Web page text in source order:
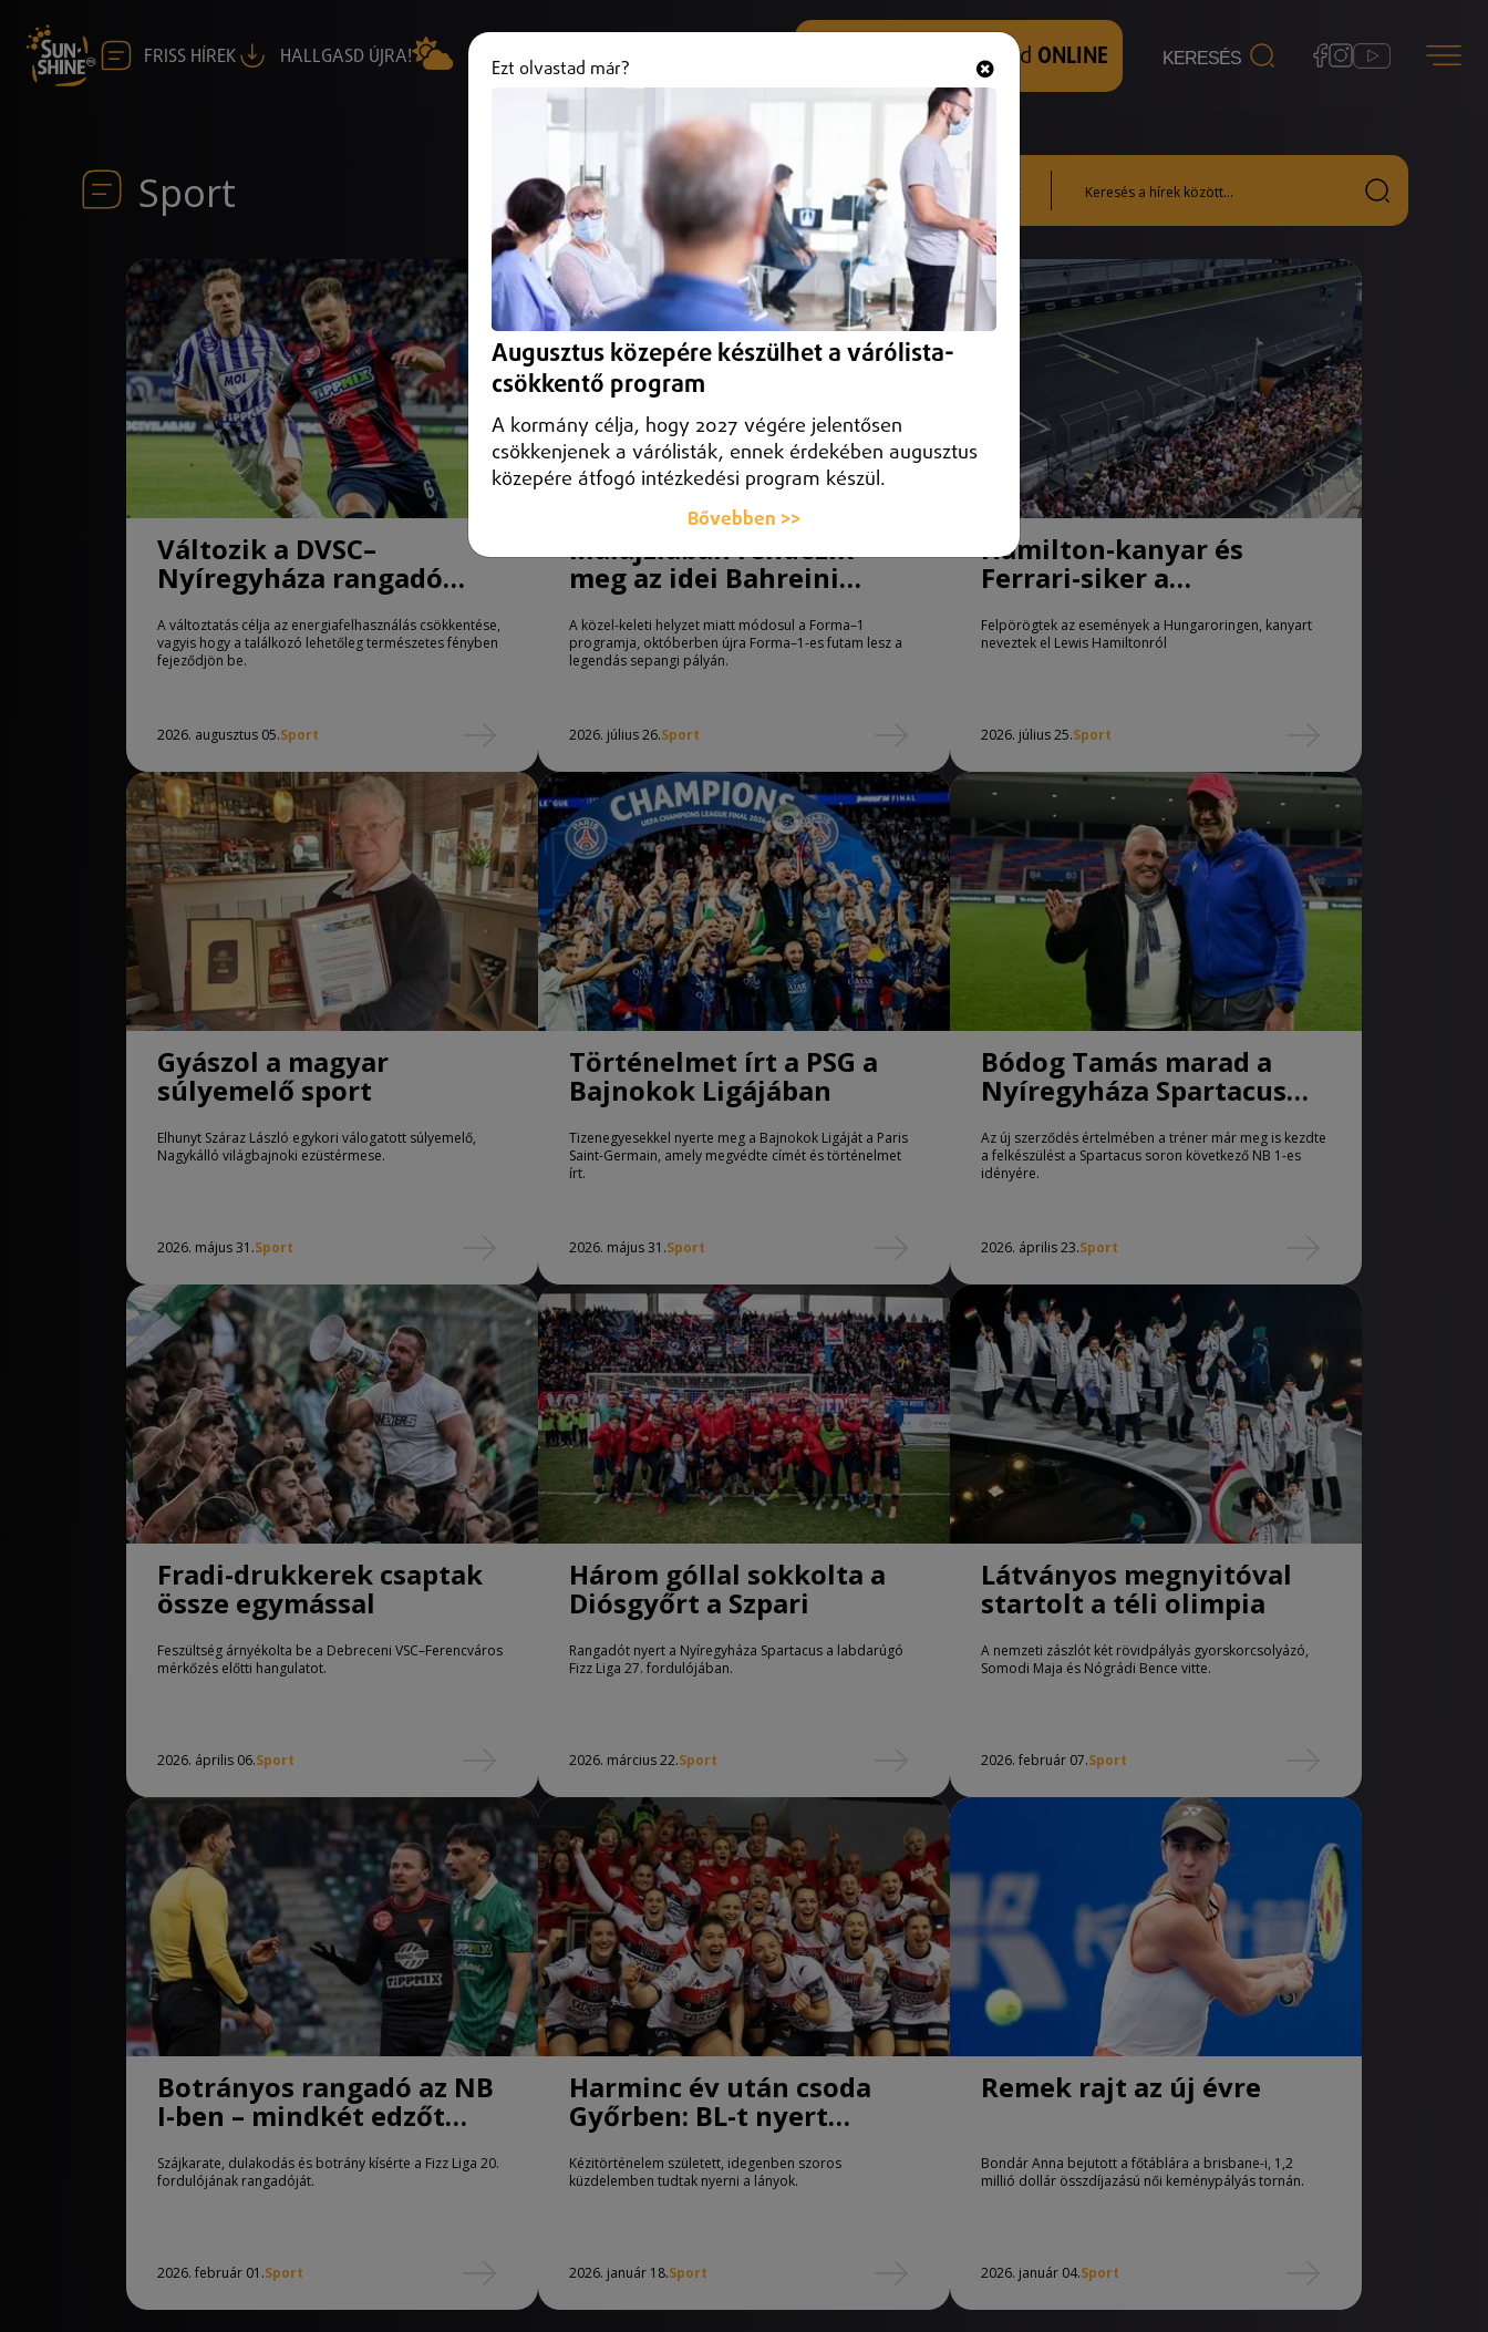
FRISS HÍREK HALLGASD ÚJRA! +36 (20) 316 3000 Hallgasd és nézd ONLINE
Sport
Változik a DVSC–
Nyíregyháza rangadó
kezdési időpontja
A változtatás célja az energiafelhasználás csökkentése,
vagyis hogy a találkozó lehetőleg természetes fényben
fejeződjön be.
2026. augusztus 05.Sport
Malajziában rendezik
meg az idei Bahreini
Nagydíjat
A közel-keleti helyzet miatt módosul a Forma–1
programja, októberben újra Forma–1-es futam lesz a
legendás sepangi pályán.
2026. július 26.Sport
Hamilton-kanyar és
Ferrari-siker a
Felpörögtek az események a Hungaroringen, kanyart
neveztek el Lewis Hamiltonról
2026. július 25.Sport
Gyászol a magyar
súlyemelő sport
Elhunyt Száraz László egykori válogatott súlyemelő,
Nagykálló világbajnoki ezüstérmese.
2026. május 31.Sport
Történelmet írt a PSG a
Bajnokok Ligájában
Tizenegyesekkel nyerte meg a Bajnokok Ligáját a Paris
Saint-Germain, amely megvédte címét és történelmet
írt.
2026. május 31.Sport
Bódog Tamás marad a
Nyíregyháza Spartacus
vezetőedzője
Az új szerződés értelmében a tréner már meg is kezdte
a felkészülést a Spartacus soron következő NB 1-es
idényére.
2026. április 23.Sport
Fradi-drukkerek csaptak
össze egymással
Feszültség árnyékolta be a Debreceni VSC–Ferencváros
mérkőzés előtti hangulatot.
2026. április 06.Sport
Három góllal sokkolta a
Diósgyőrt a Szpari
Rangadót nyert a Nyíregyháza Spartacus a labdarúgó
Fizz Liga 27. fordulójában.
2026. március 22.Sport
Látványos megnyitóval
startolt a téli olimpia
A nemzeti zászlót két rövidpályás gyorskorcsolyázó,
Somodi Maja és Nógrádi Bence vitte.
2026. február 07.Sport
Botrányos rangadó az NB
I-ben – mindkét edzőt
Szájkarate, dulakodás és botrány kísérte a Fizz Liga 20.
fordulójának rangadóját.
2026. február 01.Sport
Harminc év után csoda
Győrben: BL-t nyert
idegenben a Loki
Kézitörténelem született, idegenben szoros
küzdelemben tudtak nyerni a lányok.
2026. január 18.Sport
Remek rajt az új évre
Bondár Anna bejutott a főtáblára a brisbane-i, 1,2
millió dollár összdíjazású női keménypályás tornán.
2026. január 04.Sport
Ezt olvastad már?
Augusztus közepére készülhet a várólista-
csökkentő program
A kormány célja, hogy 2027 végére jelentősen
csökkenjenek a várólisták, ennek érdekében augusztus
közepére átfogó intézkedési program készül.
Bővebben >>